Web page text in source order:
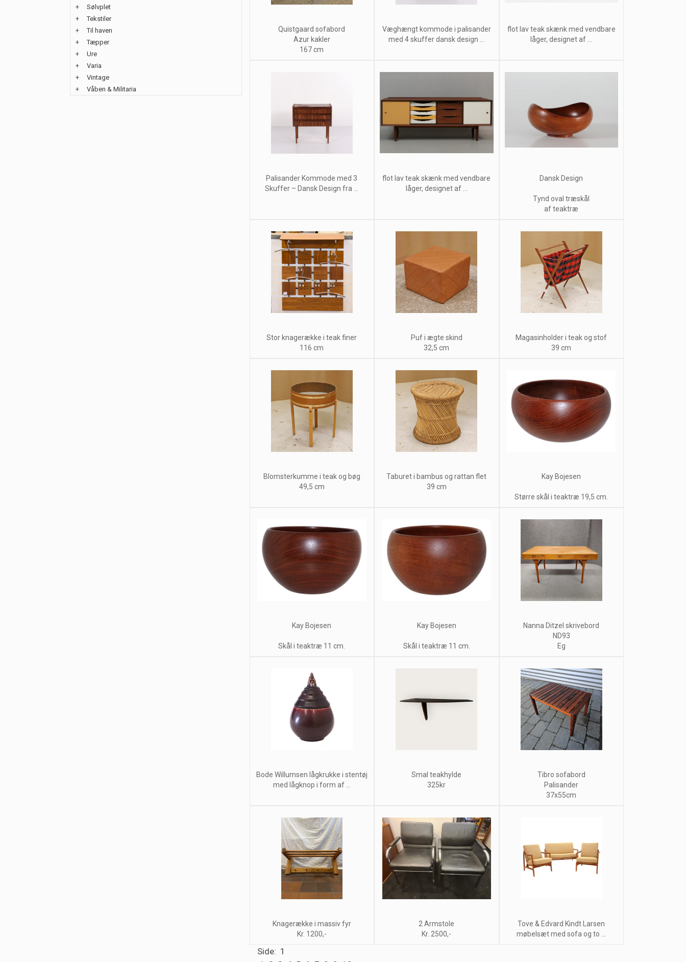
Quistgaard sofabord
Azur kakler
167 cm
Væghængt kommode i palisander
med 4 skuffer dansk design ...
flot lav teak skænk med vendbare
låger, designet af ...
Palisander Kommode med 3
Skuffer – Dansk Design fra ...
flot lav teak skænk med vendbare
låger, designet af ...
Dansk Design
Tynd oval træskål
af teaktræ
Stor knagerække i teak finer
116 cm
Puf i ægte skind
32,5 cm
Magasinholder i teak og stof
39 cm
Blomsterkumme i teak og bøg
49,5 cm
Taburet i bambus og rattan flet
39 cm
Kay Bojesen
Større skål i teaktræ 19,5 cm.
Kay Bojesen
Skål i teaktræ 11 cm.
Kay Bojesen
Skål i teaktræ 11 cm.
Nanna Ditzel skrivebord
ND93
Eg
Bode Willumsen lågkrukke i stentøj
med lågknop i form af ...
Smal teakhylde
325kr
Tibro sofabord
Palisander
37x55cm
Knagerække i massiv fyr
Kr. 1200,-
2 Armstole
Kr. 2500,-
Tove & Edvard Kindt Larsen
møbelsæt med sofa og to ...
Side: 1
+
Sølvplet
+
Tekstiler
+
Til haven
+
Tæpper
+
Ure
+
Varia
+
Vintage
+
Våben & Militaria